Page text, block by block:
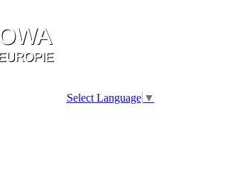
Select Language ▼